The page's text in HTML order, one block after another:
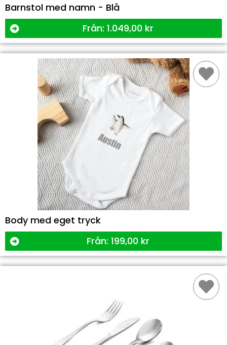
Barnstol med namn - Blå
Från: 1.049,00 kr
Body med eget tryck
Från: 199,00 kr